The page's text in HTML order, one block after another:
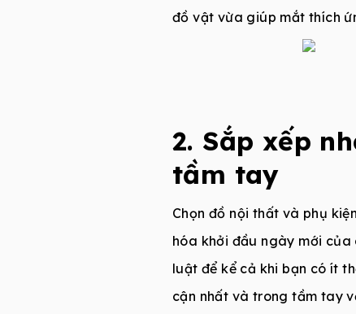
đồ vật vừa giúp mắt thích
2. Sắp xếp
tầm tay
Chọn đồ nội thất và phụ
hóa khởi đầu ngày mới của
luật để kể cả khi bạn có ít
cận nhất và trong tầm tay